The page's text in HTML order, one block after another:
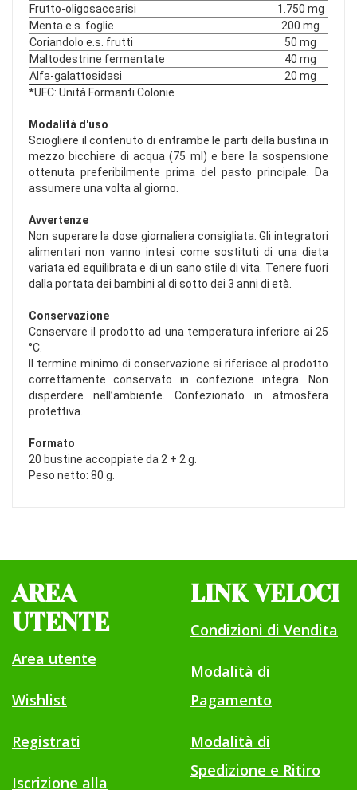
Frutto-oligosaccarisi
1.750 mg
Menta e.s. foglie
200 mg
Coriandolo e.s. frutti
50 mg
Maltodestrine fermentate
40 mg
Alfa-galattosidasi
20 mg
*UFC: Unità Formanti Colonie
Modalità d'uso
Sciogliere il contenuto di entrambe le parti della bustina in
mezzo bicchiere di acqua (75 ml) e bere la sospensione
ottenuta preferibilmente prima del pasto principale. Da
assumere una volta al giorno.
Avvertenze
Non superare la dose giornaliera consigliata. Gli integratori
alimentari non vanno intesi come sostituti di una dieta
variata ed equilibrata e di un sano stile di vita. Tenere fuori
dalla portata dei bambini al di sotto dei 3 anni di età.
Conservazione
Conservare il prodotto ad una temperatura inferiore ai 25
°C.
Il termine minimo di conservazione si riferisce al prodotto
correttamente conservato in confezione integra. Non
disperdere nell’ambiente. Confezionato in atmosfera
protettiva.
Formato
20 bustine accoppiate da 2 + 2 g.
Peso netto: 80 g.
AREA
UTENTE
Area utente
Wishlist
Registrati
Iscrizione alla
LINK VELOCI
Condizioni di Vendita
Modalità di
Pagamento
Modalità di
Spedizione e Ritiro